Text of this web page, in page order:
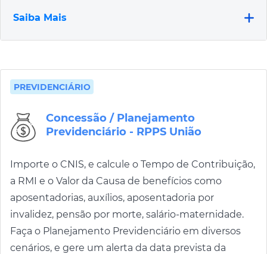
Saiba Mais
PREVIDENCIÁRIO
Concessão / Planejamento
Previdenciário - RPPS União
Importe o CNIS, e calcule o Tempo de Contribuição,
a RMI e o Valor da Causa de benefícios como
aposentadorias, auxílios, aposentadoria por
invalidez, pensão por morte, salário-maternidade.
Faça o Planejamento Previdenciário em diversos
cenários, e gere um alerta da data prevista da